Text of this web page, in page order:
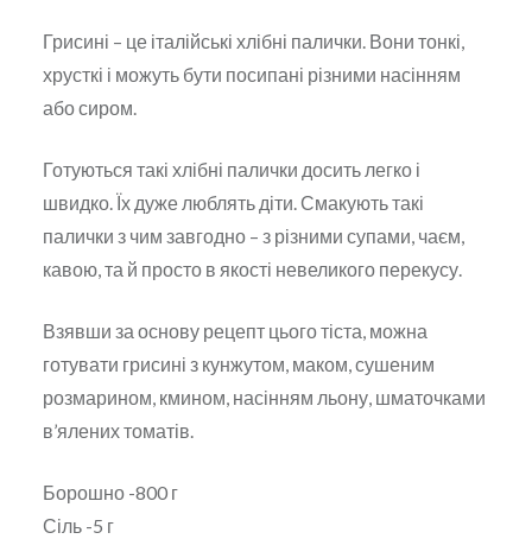
Грисині – це італійські хлібні палички. Вони тонкі,
хрусткі і можуть бути посипані різними насінням
або сиром.
Готуються такі хлібні палички досить легко і
швидко. Їх дуже люблять діти. Смакують такі
палички з чим завгодно – з різними супами, чаєм,
кавою, та й просто в якості невеликого перекусу.
Взявши за основу рецепт цього тіста, можна
готувати грисині з кунжутом, маком, сушеним
розмарином, кмином, насінням льону, шматочками
в’ялених томатів.
Борошно -800 г
Сіль -5 г